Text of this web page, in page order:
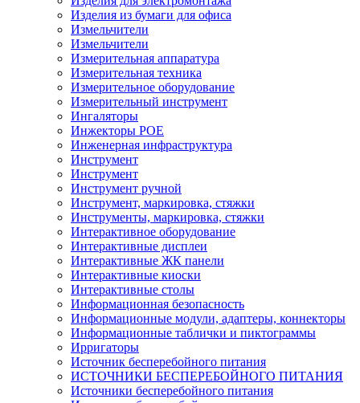
Изделия из бумаги для офиса
Измельчители
Измельчители
Измерительная аппаратура
Измерительная техника
Измерительное оборудование
Измерительный инструмент
Ингаляторы
Инжекторы POE
Инженерная инфраструктура
Инструмент
Инструмент
Инструмент ручной
Инструмент, маркировка, стяжки
Инструменты, маркировка, стяжки
Интерактивное оборудование
Интерактивные дисплеи
Интерактивные ЖК панели
Интерактивные киоски
Интерактивные столы
Информационная безопасность
Информационные модули, адаптеры, коннекторы
Информационные таблички и пиктограммы
Ирригаторы
Источник бесперебойного питания
ИСТОЧНИКИ БЕСПЕРЕБОЙНОГО ПИТАНИЯ
Источники бесперебойного питания